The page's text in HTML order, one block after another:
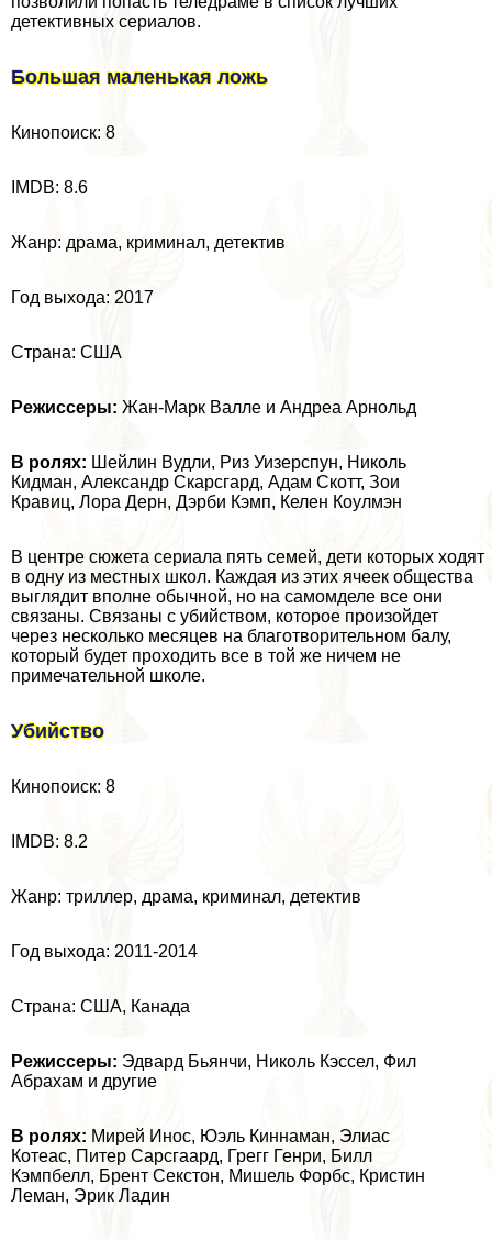
детективных сериалов.
Большая маленькая ложь
Кинопоиск: 8
IMDB: 8.6
Жанр: драма, криминал, детектив
Год выхода: 2017
Страна: США
Режиссеры: Жан-Марк Валле и Андреа Арнольд
В ролях: Шейлин Вудли, Риз Уизерспун, Николь
Кидман, Александр Скарсгард, Адам Скотт, Зои
Кравиц, Лора Дерн, Дэрби Кэмп, Келен Коулмэн
В центре сюжета сериала пять семей, дети которых ходят
в одну из местных школ. Каждая из этих ячеек общества
выглядит вполне обычной, но на самомделе все они
связаны. Связаны с убийством, которое произойдет
через несколько месяцев на благотворительном балу,
который будет проходить все в той же ничем не
примечательной школе.
Убийство
Кинопоиск: 8
IMDB: 8.2
Жанр: триллер, драма, криминал, детектив
Год выхода: 2011-2014
Страна: США, Канада
Режиссеры: Эдвард Бьянчи, Николь Кэссел, Фил
Абрахам и другие
В ролях: Мирей Инос, Юэль Киннаман, Элиас
Котеас, Питер Сарсгаард, Грегг Генри, Билл
Кэмпбелл, Брент Сeкcтон, Мишель Форбс, Кристин
Леман, Эрик Ладин